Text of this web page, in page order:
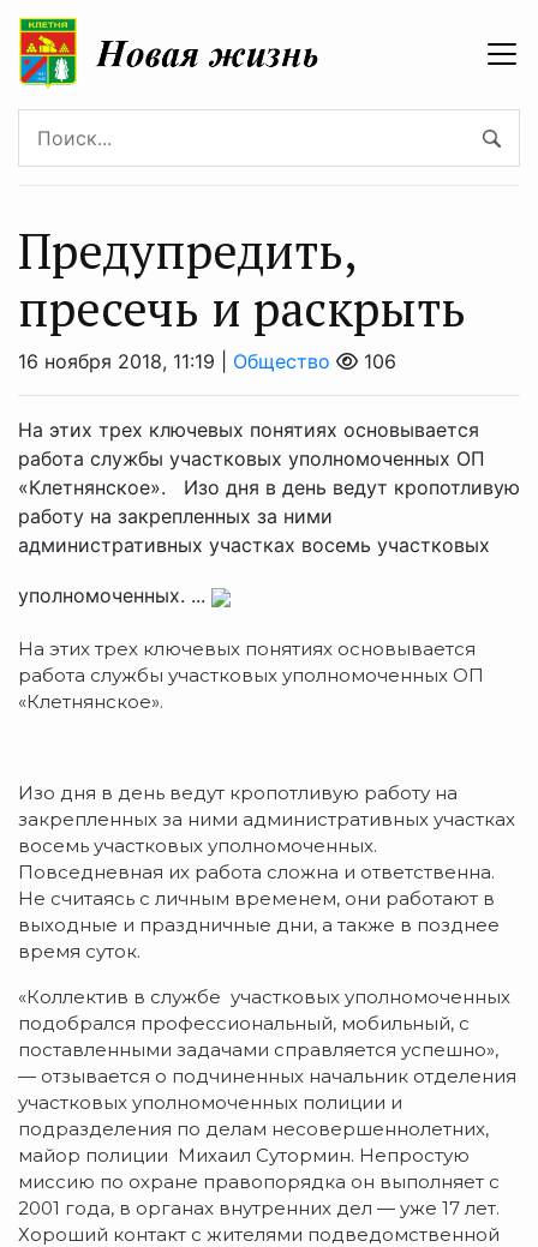
Предупредить,
пресечь и раскрыть
16 ноября 2018, 11:19 | Общество 106
На этих трех ключевых понятиях основывается
работа службы участковых уполномоченных ОП
«Клетнянское». Изо дня в день ведут кропотливую
работу на закрепленных за ними
административных участках восемь участковых
уполномоченных. ...
На этих трех ключевых понятиях основывается
работа службы участковых уполномоченных ОП
«Клетнянское».
Изо дня в день ведут кропотливую работу на
закрепленных за ними административных участках
восемь участковых уполномоченных.
Повседневная их работа сложна и ответственна.
Не считаясь с личным временем, они работают в
выходные и праздничные дни, а также в позднее
время суток.
«Коллектив в службе участковых уполномоченных
подобрался профессиональный, мобильный, с
поставленными задачами справляется успешно»,
— отзывается о подчиненных начальник отделения
участковых уполномоченных полиции и
подразделения по делам несовершеннолетних,
майор полиции Михаил Сутормин. Непростую
миссию по охране правопорядка он выполняет с
2001 года, в органах внутренних дел — уже 17 лет.
Хороший контакт с жителями подведомственной